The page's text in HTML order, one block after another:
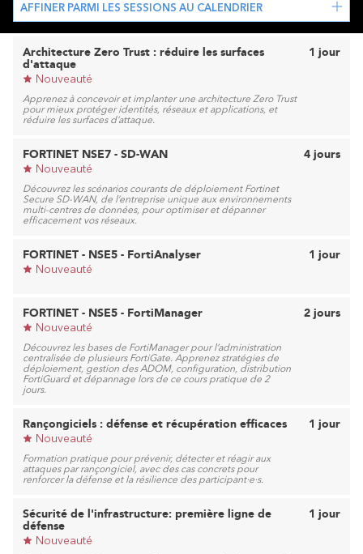
AFFINER PARMI LES SESSIONS AU CALENDRIER
Architecture Zero Trust : réduire les surfaces
d'attaque
Nouveauté
Apprenez à concevoir et implanter une architecture Zero Trust
pour mieux protéger identités, réseaux et applications, et
réduire les surfaces d’attaque.
1 jour
FORTINET NSE7 - SD-WAN
Nouveauté
Découvrez les scénarios courants de déploiement Fortinet
Secure SD-WAN, de l’entreprise unique aux environnements
multi-centres de données, pour optimiser et dépanner
efficacement vos réseaux.
4 jours
FORTINET - NSE5 - FortiAnalyser
Nouveauté
1 jour
FORTINET - NSE5 - FortiManager
Nouveauté
Découvrez les bases de FortiManager pour l’administration
centralisée de plusieurs FortiGate. Apprenez stratégies de
déploiement, gestion des ADOM, configuration, distribution
FortiGuard et dépannage lors de ce cours pratique de 2
jours.
2 jours
Rançongiciels : défense et récupération efficaces
Nouveauté
Formation pratique pour prévenir, détecter et réagir aux
attaques par rançongiciel, avec des cas concrets pour
renforcer la défense et la résilience des participant·e·s.
1 jour
Sécurité de l'infrastructure: première ligne de
défense
Nouveauté
1 jour